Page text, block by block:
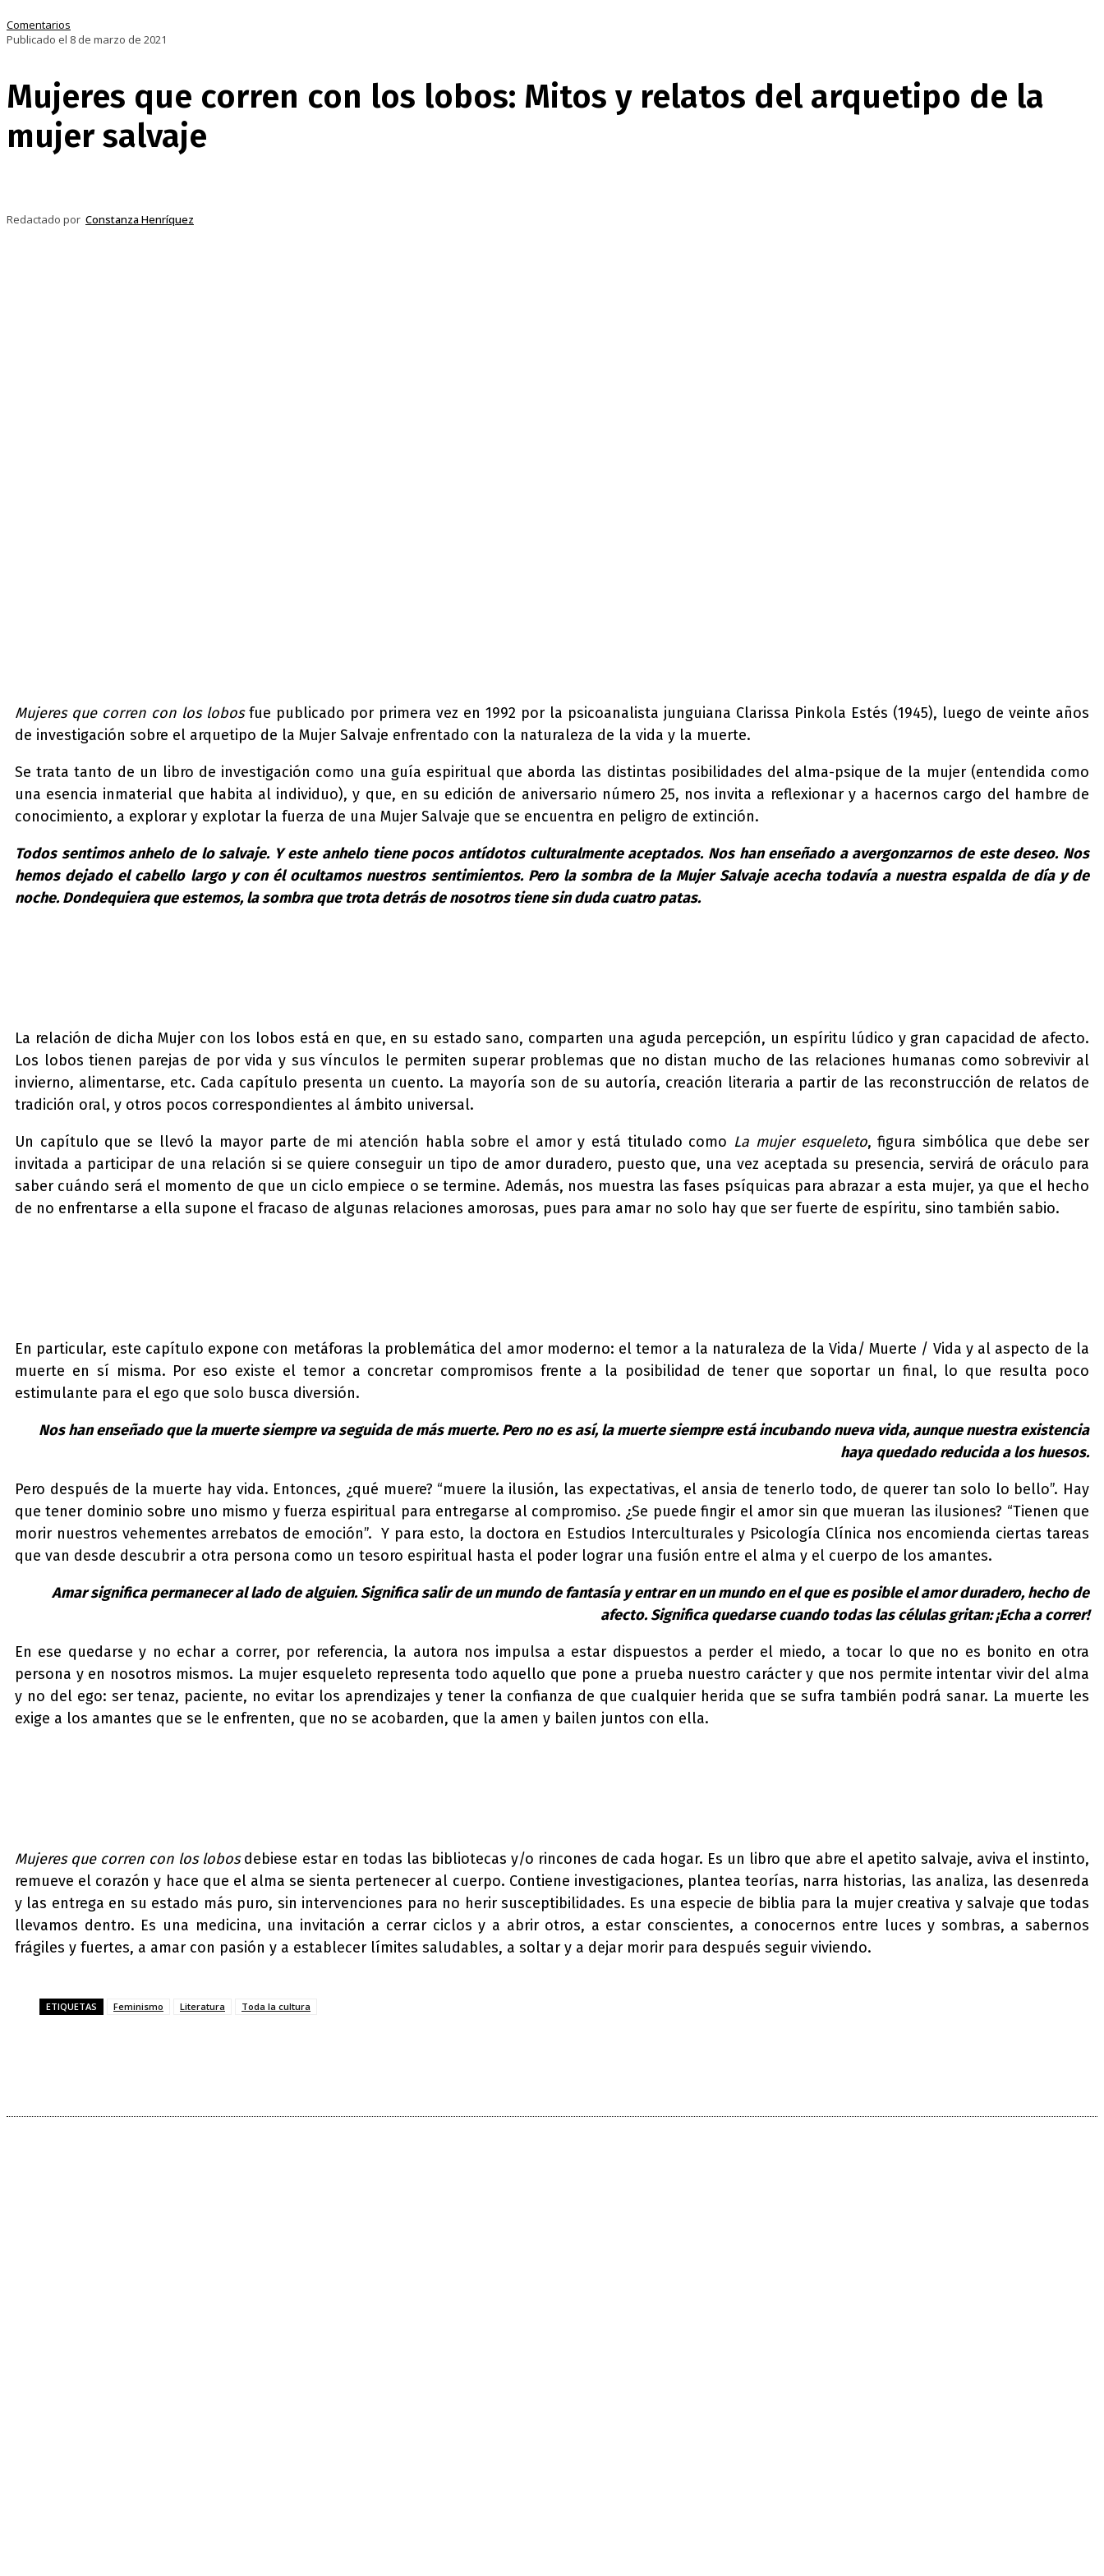
Comentarios
Publicado el 8 de marzo de 2021
Mujeres que corren con los lobos: Mitos y relatos del arquetipo de la
mujer salvaje
Redactado por Constanza Henríquez
Mujeres que corren con los lobosfue publicado por primera vez en 1992 por la psicoanalista junguiana Clarissa Pinkola Estés (1945), luego de veinte años
de investigación sobre el arquetipo de la Mujer Salvaje enfrentado con la naturaleza de la vida y la muerte.
Se trata tanto de un libro de investigación como una guía espiritual que aborda las distintas posibilidades del alma-psique de la mujer (entendida como
una esencia inmaterial que habita al individuo), y que, en su edición de aniversario número 25, nos invita a reflexionar y a hacernos cargo del hambre de
conocimiento, a explorar y explotar la fuerza de una Mujer Salvaje que se encuentra en peligro de extinción.
Todos sentimos anhelo de lo salvaje. Y este anhelo tiene pocos antídotos culturalmente aceptados. Nos han enseñado a avergonzarnos de este deseo. Nos
hemos dejado el cabello largo y con él ocultamos nuestros sentimientos. Pero la sombra de la Mujer Salvaje acecha todavía a nuestra espalda de día y de
noche. Dondequiera que estemos, la sombra que trota detrás de nosotros tiene sin duda cuatro patas.
La relación de dicha Mujer con los lobos está en que, en su estado sano, comparten una aguda percepción, un espíritu lúdico y gran capacidad de afecto.
Los lobos tienen parejas de por vida y sus vínculos le permiten superar problemas que no distan mucho de las relaciones humanas como sobrevivir al
invierno, alimentarse, etc. Cada capítulo presenta un cuento. La mayoría son de su autoría, creación literaria a partir de las reconstrucción de relatos de
tradición oral, y otros pocos correspondientes al ámbito universal.
Un capítulo que se llevó la mayor parte de mi atención habla sobre el amor y está titulado como La mujer esqueleto, figura simbólica que debe ser
invitada a participar de una relación si se quiere conseguir un tipo de amor duradero, puesto que, una vez aceptada su presencia, servirá de oráculo para
saber cuándo será el momento de que un ciclo empiece o se termine. Además, nos muestra las fases psíquicas para abrazar a esta mujer, ya que el hecho
de no enfrentarse a ella supone el fracaso de algunas relaciones amorosas, pues para amar no solo hay que ser fuerte de espíritu, sino también sabio.
En particular, este capítulo expone con metáforas la problemática del amor moderno: el temor a la naturaleza de la Vida/ Muerte / Vida y al aspecto de la
muerte en sí misma. Por eso existe el temor a concretar compromisos frente a la posibilidad de tener que soportar un final, lo que resulta poco
estimulante para el ego que solo busca diversión.
Nos han enseñado que la muerte siempre va seguida de más muerte. Pero no es así, la muerte siempre está incubando nueva vida, aunque nuestra existencia
haya quedado reducida a los huesos.
Pero después de la muerte hay vida. Entonces, ¿qué muere? “muere la ilusión, las expectativas, el ansia de tenerlo todo, de querer tan solo lo bello”. Hay
que tener dominio sobre uno mismo y fuerza espiritual para entregarse al compromiso. ¿Se puede fingir el amor sin que mueran las ilusiones? “Tienen que
morir nuestros vehementes arrebatos de emoción”. Y para esto, la doctora en Estudios Interculturales y Psicología Clínica nos encomienda ciertas tareas
que van desde descubrir a otra persona como un tesoro espiritual hasta el poder lograr una fusión entre el alma y el cuerpo de los amantes.
Amar significa permanecer al lado de alguien. Significa salir de un mundo de fantasía y entrar en un mundo en el que es posible el amor duradero, hecho de
afecto. Significa quedarse cuando todas las células gritan: ¡Echa a correr!
En ese quedarse y no echar a correr, por referencia, la autora nos impulsa a estar dispuestos a perder el miedo, a tocar lo que no es bonito en otra
persona y en nosotros mismos. La mujer esqueleto representa todo aquello que pone a prueba nuestro carácter y que nos permite intentar vivir del alma
y no del ego: ser tenaz, paciente, no evitar los aprendizajes y tener la confianza de que cualquier herida que se sufra también podrá sanar. La muerte les
exige a los amantes que se le enfrenten, que no se acobarden, que la amen y bailen juntos con ella.
Mujeres que corren con los lobosdebiese estar en todas las bibliotecas y/o rincones de cada hogar. Es un libro que abre el apetito salvaje, aviva el instinto,
remueve el corazón y hace que el alma se sienta pertenecer al cuerpo. Contiene investigaciones, plantea teorías, narra historias, las analiza, las desenreda
y las entrega en su estado más puro, sin intervenciones para no herir susceptibilidades. Es una especie de biblia para la mujer creativa y salvaje que todas
llevamos dentro. Es una medicina, una invitación a cerrar ciclos y a abrir otros, a estar conscientes, a conocernos entre luces y sombras, a sabernos
frágiles y fuertes, a amar con pasión y a establecer límites saludables, a soltar y a dejar morir para después seguir viviendo.
ETIQUETAS Feminismo Literatura Toda la cultura